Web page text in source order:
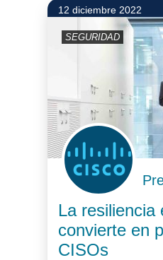
12 diciembre 2022
SEGURIDAD
La resiliencia
convierte en
CISOs